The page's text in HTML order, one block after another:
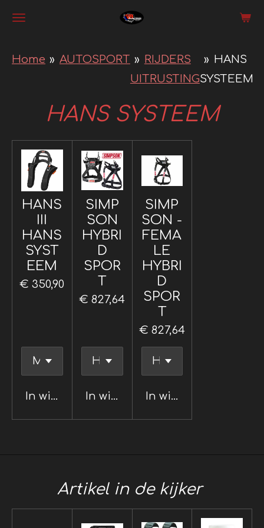
Ga
naar
Home » AUTOSPORT » RIJDERS
UITRUSTING
» HANS
SYSTEEM
HANS SYSTEEM
HANS
III
HANS
SYST
EEM
€ 350,90
In winkelwagen
SIMP
SON
HYBRI
D
SPOR
T
€ 827,64
In winkelwagen
SIMP
SON -
FEMA
LE
HYBRI
D
SPOR
T
€ 827,64
In winkelwagen
Artikel in de kijker